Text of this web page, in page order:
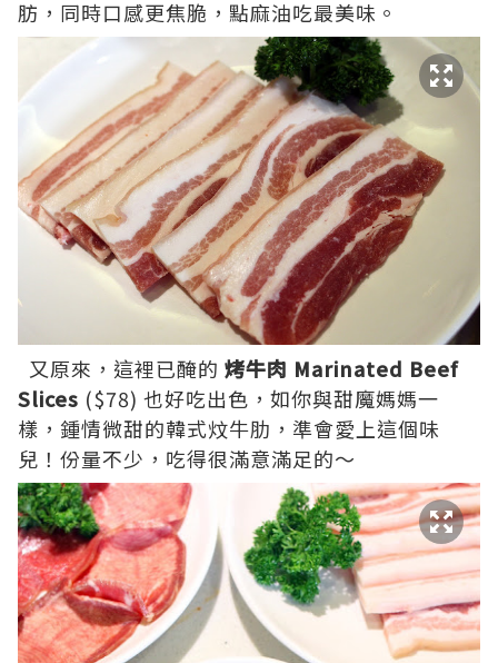
肪，同時口感更焦脆，點麻油吃最美味。
又原來，這裡已醃的 烤牛肉 Marinated Beef
Slices ($78) 也好吃出色，如你與甜魔媽媽一
樣，鍾情微甜的韓式炆牛肋，準會愛上這個味
兒！份量不少，吃得很滿意滿足的～